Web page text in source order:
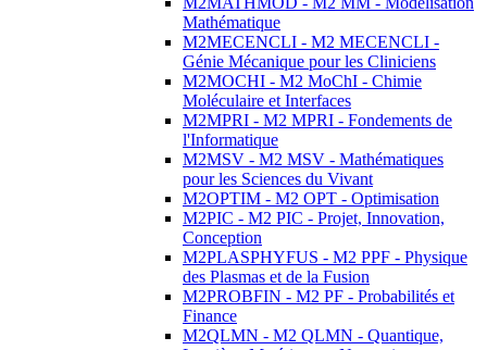
Mathématique
M2MECENCLI - M2 MECENCLI -
Génie Mécanique pour les Cliniciens
M2MOCHI - M2 MoChI - Chimie
Moléculaire et Interfaces
M2MPRI - M2 MPRI - Fondements de
l'Informatique
M2MSV - M2 MSV - Mathématiques
pour les Sciences du Vivant
M2OPTIM - M2 OPT - Optimisation
M2PIC - M2 PIC - Projet, Innovation,
Conception
M2PLASPHYFUS - M2 PPF - Physique
des Plasmas et de la Fusion
M2PROBFIN - M2 PF - Probabilités et
Finance
M2QLMN - M2 QLMN - Quantique,